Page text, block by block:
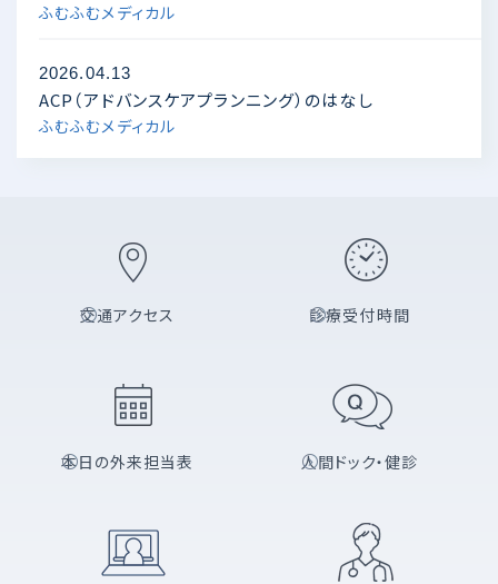
ふむふむメディカル
2026.04.13
ACP（アドバンスケアプランニング）のはなし
ふむふむメディカル
交通アクセス 診療受付時間
本日の外来担当表 人間ドック・健診